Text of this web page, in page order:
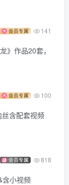
No.0212
会员专属 141
》作品20套，
会员专属 100
含配套视频
会员专属 818
含小视频